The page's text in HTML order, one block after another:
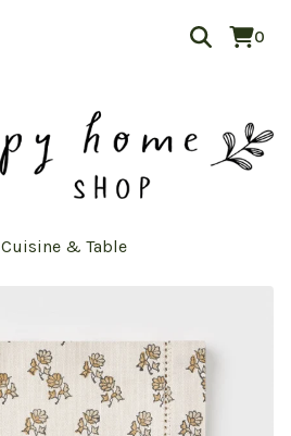
0
Cuisine & Table